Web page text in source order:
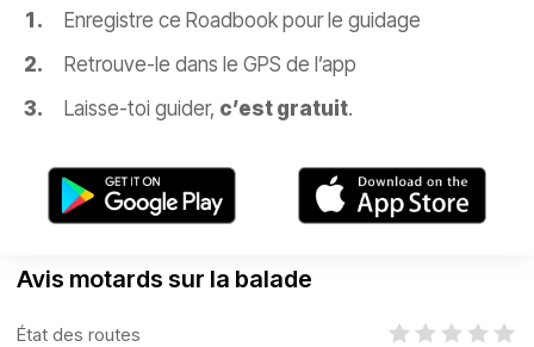
Enregistre ce Roadbook pour le guidage
Retrouve-le dans le GPS de l’app
Laisse-toi guider, c’est gratuit.
Avis motards sur la balade
État des routes